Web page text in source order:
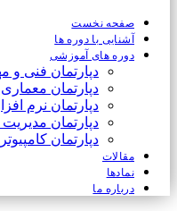
صفحه نخست
آشنایی با دوره ها
دوره های آموزشی
دپارتمان فنی و
دپارتمان
دپارتمان نرم
دپارتمان
دپارتمان کامپیوتر
مقالات
نمادها
درباره ما